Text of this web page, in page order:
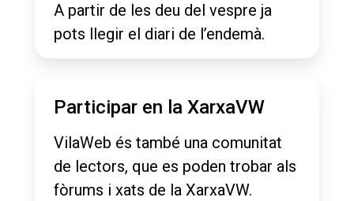
A partir de les deu del vespre ja
pots llegir el diari de l’endemà.
Participar en la XarxaVW
VilaWeb és també una comunitat
de lectors, que es poden trobar als
fòrums i xats de la XarxaVW.